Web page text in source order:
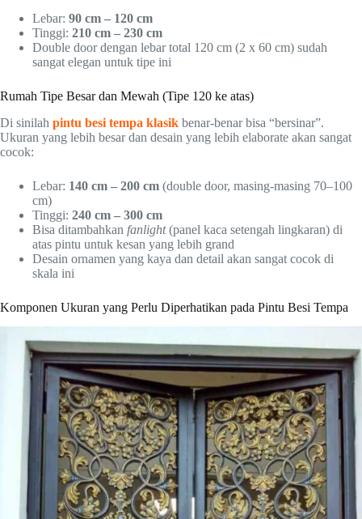
Lebar: 90 cm – 120 cm
Tinggi: 210 cm – 230 cm
Double door dengan lebar total 120 cm (2 x 60 cm) sudah
sangat elegan untuk tipe ini
Rumah Tipe Besar dan Mewah (Tipe 120 ke atas)
Di sinilah pintu besi tempa klasik benar-benar bisa “bersinar”.
Ukuran yang lebih besar dan desain yang lebih elaborate akan sangat
cocok:
Lebar: 140 cm – 200 cm (double door, masing-masing 70–100
cm)
Tinggi: 240 cm – 300 cm
Bisa ditambahkan fanlight(panel kaca setengah lingkaran) di
atas pintu untuk kesan yang lebih grand
Desain ornamen yang kaya dan detail akan sangat cocok di
skala ini
Komponen Ukuran yang Perlu Diperhatikan pada Pintu Besi Tempa